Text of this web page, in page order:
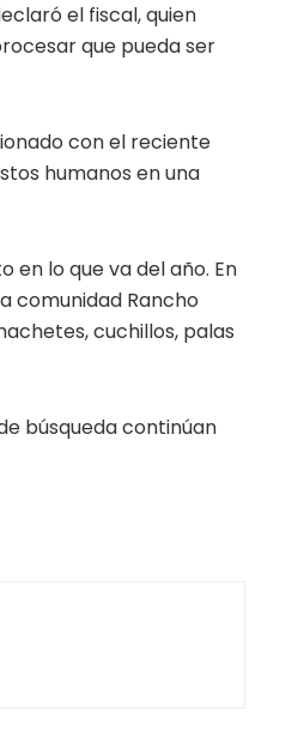
el fiscal, quien
que pueda ser
con el reciente
humanos en una
en lo que va del año. En
comunidad Rancho
cuchillos, palas
búsqueda continúan